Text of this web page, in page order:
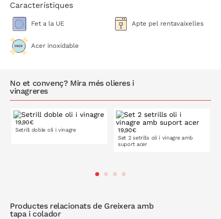
Característiques
Fet a la UE Apte pel rentavaixelles
Acer inoxidable
No et convenç? Mira més olieres i
vinagreres
19,90€
Setrill doble oli i vinagre 19,90€
Set 2 setrills oli i vinagre amb
suport acer
Productes relacionats de Greixera amb
tapa i colador